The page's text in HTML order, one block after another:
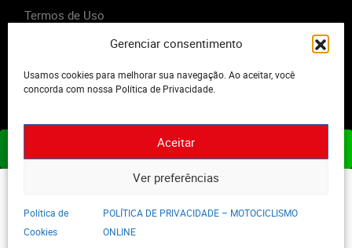
Gerenciar consentimento
Usamos cookies para melhorar sua navegação. Ao aceitar, você
concorda com nossa Política de Privacidade.
Aceitar
Ver preferências
Política de
Cookies
POLÍTICA DE PRIVACIDADE – MOTOCICLISMO
ONLINE
Termos de Uso
2023 - Editora Motor Midia. Todos os direitos reservados.
ASSINE JÁ